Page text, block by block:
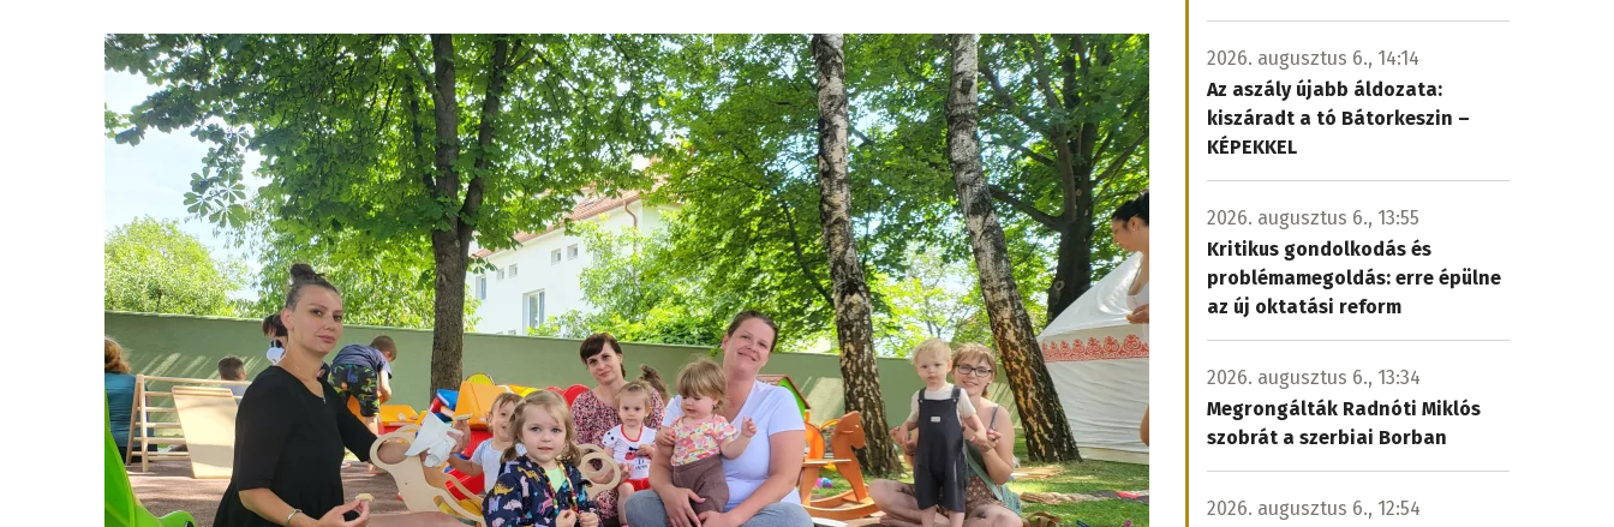
2026. augusztus 6., 14:14
Az aszály újabb áldozata:
kiszáradt a tó Bátorkeszin –
KÉPEKKEL
2026. augusztus 6., 13:55
Kritikus gondolkodás és
problémamegoldás: erre épülne
az új oktatási reform
2026. augusztus 6., 13:34
Megrongálták Radnóti Miklós
szobrát a szerbiai Borban
2026. augusztus 6., 12:54